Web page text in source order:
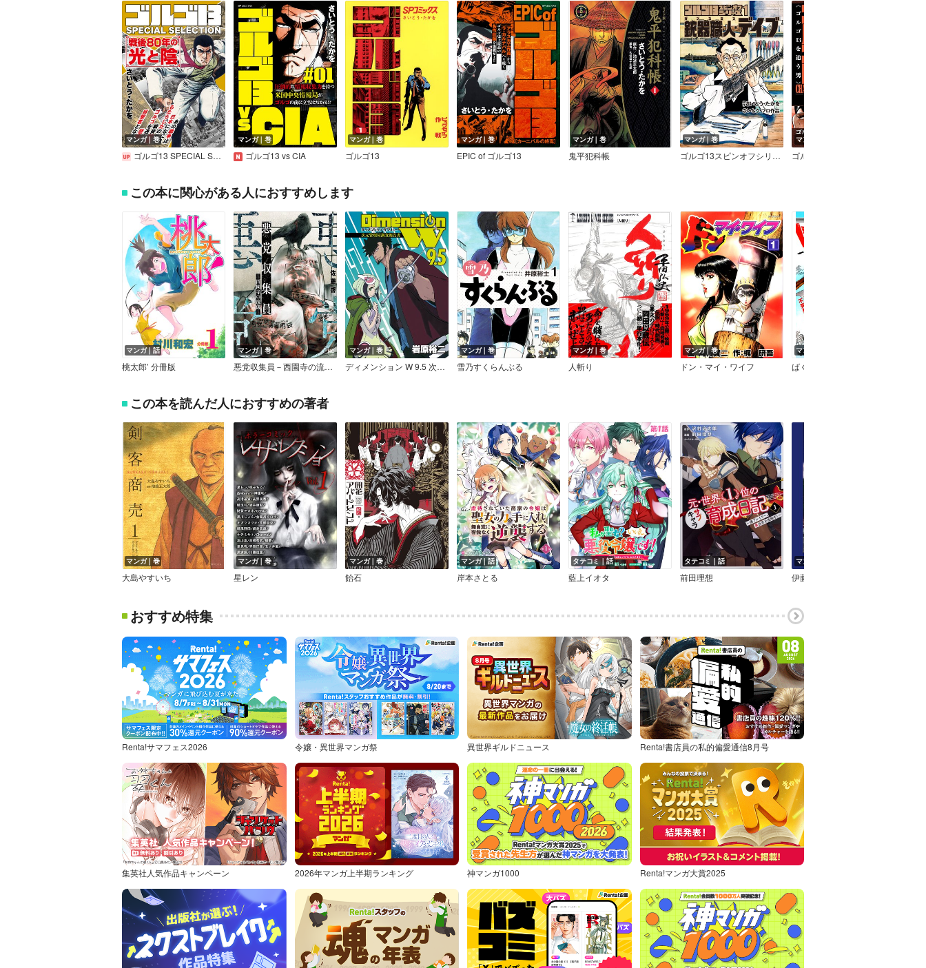
マンガ｜巻
ゴルゴ13 SPECIAL SELECTION
マンガ｜巻
ゴルゴ13 vs CIA
マンガ｜巻
ゴルゴ13
マンガ｜巻
EPIC of ゴルゴ13
マンガ｜巻
鬼平犯科帳
マンガ｜巻
ゴルゴ13スピンオフシリーズ 1 銃器職人・デイブ
マンガ｜巻
ゴルゴ13 CHARACTERS
この本に関心がある人におすすめします
マンガ｜話
桃太郎’ 分冊版
マンガ｜巻
悪党収集員－西園寺の流儀－
マンガ｜巻
ディメンション W 9.5 次元管理局調査報告書
マンガ｜巻
雪乃すくらんぶる
マンガ｜巻
人斬り
マンガ｜巻
ドン・マイ・ワイフ
マンガ｜巻
ばくだん
この本を読んだ人におすすめの著者
マンガ｜巻
大島やすいち
マンガ｜巻
星レン
マンガ｜巻
飴石
マンガ｜話
岸本さとる
タテコミ｜話
藍上イオタ
タテコミ｜話
前田理想
マンガ｜話
伊藤暖彦
おすすめ特集
Renta!サマフェス2026 令嬢・異世界マンガ祭 異世界ギルドニュース Renta!書店員の私的偏愛通信8月号
集英社人気作品キャンペーン 2026年マンガ上半期ランキング 神マンガ1000 Renta!マンガ大賞2025